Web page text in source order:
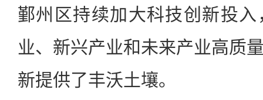
鄞州区持续加大科技创新投
业、新兴产业和未来产业高质
新提供了丰沃土壤。